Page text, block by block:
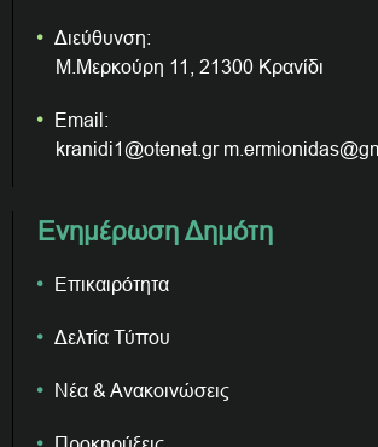
Διεύθυνση:
Μ.Μερκούρη 11, 21300 Κρανίδι
Email:
kranidi1@otenet.gr
Ενημέρωση Δημότη
Επικαιρότητα
Δελτία Τύπου
Νέα & Ανακοινώσεις